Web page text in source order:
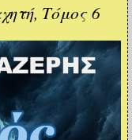
Τόμος 6